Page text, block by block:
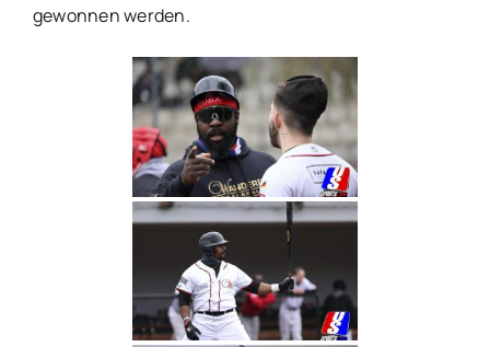
gewonnen werden.